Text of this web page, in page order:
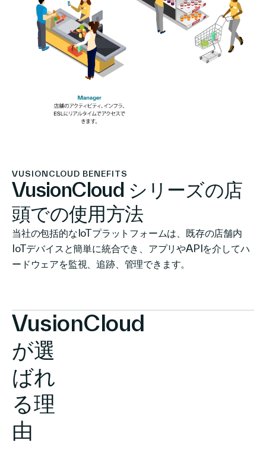
VUSIONCLOUD BENEFITS
VusionCloud シリーズの店
頭での使用方法
当社の包括的なIoTプラットフォームは、既存の店舗内
IoTデバイスと簡単に統合でき、アプリやAPIを介してハ
ードウェアを監視、追跡、管理できます。
VusionCloud
が選
ばれ
る理
由